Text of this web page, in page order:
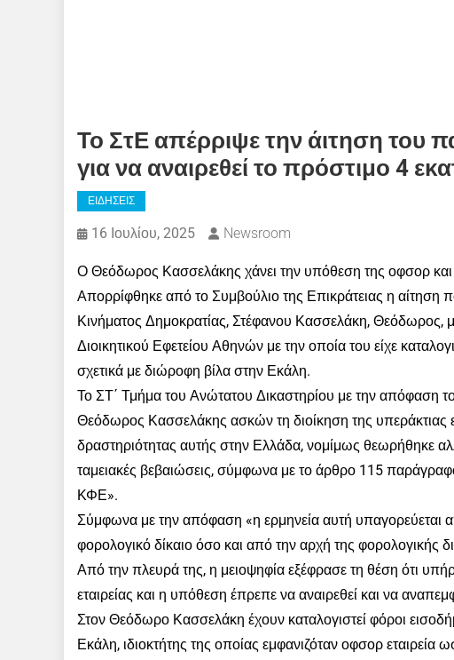
Το ΣτΕ απέρριψε την άιτηση του
για να αναιρεθεί το πρόστιμο 4
ΕΙΔΗΣΕΙΣ
16 Ιουλίου, 2025 Newsroom
Ο Θεόδωρος Κασσελάκης χάνει την υπόθεση της οφσορ
Απορρίφθηκε από το Συμβούλιο της Επικράτειας η αίτηση
Κινήματος Δημοκρατίας, Στέφανου Κασσελάκη, Θεόδωρος,
Διοικητικού Εφετείου Αθηνών με την οποία του είχε
σχετικά με διώροφη βίλα στην Εκάλη.
Το ΣΤ΄ Τμήμα του Ανώτατου Δικαστηρίου με την απόφαση
Θεόδωρος Κασσελάκης ασκών τη διοίκηση της υπεράκτιας
δραστηριότητας αυτής στην Ελλάδα, νομίμως θεωρήθηκε
ταμειακές βεβαιώσεις, σύμφωνα με το άρθρο 115
ΚΦΕ».
Σύμφωνα με την απόφαση «η ερμηνεία αυτή υπαγορεύεται
φορολογικό δίκαιο όσο και από την αρχή της φορολογικής
Από την πλευρά της, η μειοψηφία εξέφρασε τη θέση ότι
εταιρείας και η υπόθεση έπρεπε να αναιρεθεί και να
Στον Θεόδωρο Κασσελάκη έχουν καταλογιστεί φόροι
Εκάλη, ιδιοκτήτης της οποίας εμφανιζόταν οφσορ εταιρεία